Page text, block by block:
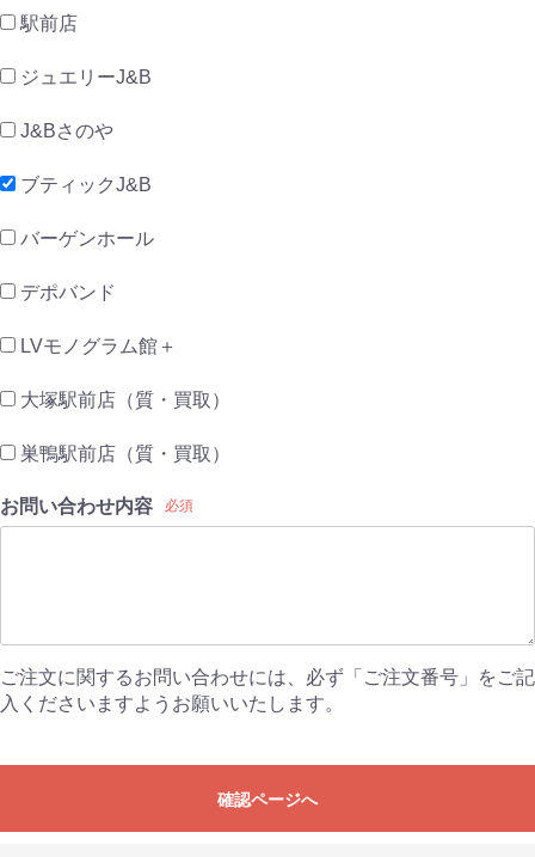
駅前店
ジュエリーJ&B
J&Bさのや
ブティックJ&B
バーゲンホール
デポバンド
LVモノグラム館＋
大塚駅前店（質・買取）
巣鴨駅前店（質・買取）
お問い合わせ内容 必須
ご注文に関するお問い合わせには、必ず「ご注文番号」をご記
入くださいますようお願いいたします。
確認ページへ